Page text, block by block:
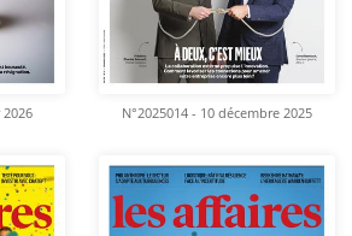
2026 N°2025014 - 10 décembre 2025